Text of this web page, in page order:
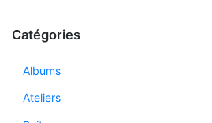
Catégories
Albums
Ateliers